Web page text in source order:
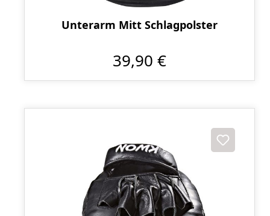
Unterarm Mitt Schlagpolster
39,90 €